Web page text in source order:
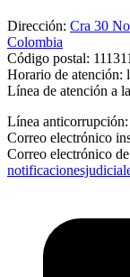
Dirección: Cra 30
Colombia
Código postal: 111311
Horario de atención:
Línea de atención a
Línea anticorrupción:
Correo electrónico
Correo electrónico